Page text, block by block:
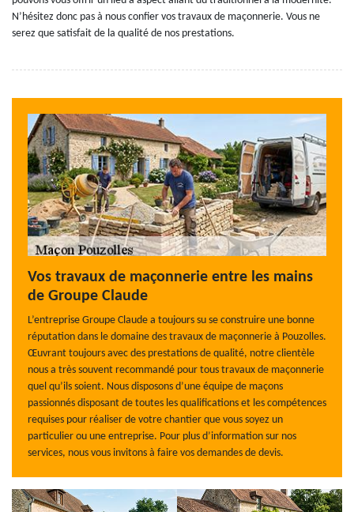
N’hésitez donc pas à nous confier vos travaux de maçonnerie. Vous ne
serez que satisfait de la qualité de nos prestations.
Vos travaux de maçonnerie entre les mains
de Groupe Claude
L’entreprise Groupe Claude a toujours su se construire une bonne
réputation dans le domaine des travaux de maçonnerie à Pouzolles.
Œuvrant toujours avec des prestations de qualité, notre clientèle
nous a très souvent recommandé pour tous travaux de maçonnerie
quel qu’ils soient. Nous disposons d’une équipe de maçons
passionnés disposant de toutes les qualifications et les compétences
requises pour réaliser de votre chantier que vous soyez un
particulier ou une entreprise. Pour plus d’information sur nos
services, nous vous invitons à faire vos demandes de devis.